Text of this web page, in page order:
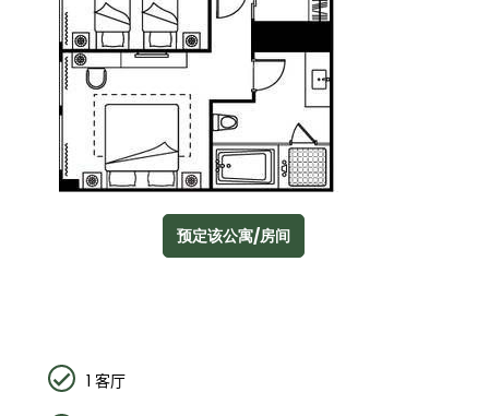
预定该公寓/房间
1 客厅